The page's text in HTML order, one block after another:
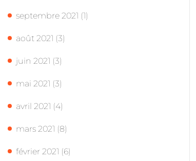
septembre 2021 (1)
août 2021 (3)
juin 2021 (3)
mai 2021 (3)
avril 2021 (4)
mars 2021 (8)
février 2021 (6)